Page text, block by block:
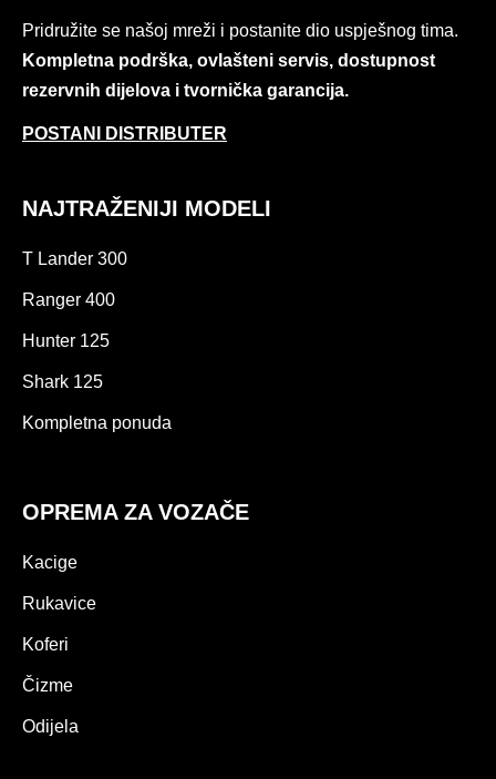
Pridružite se našoj mreži i postanite dio uspješnog tima.
Kompletna podrška, ovlašteni servis, dostupnost
rezervnih dijelova i tvornička garancija.
POSTANI DISTRIBUTER
NAJTRAŽENIJI MODELI
T Lander 300
Ranger 400
Hunter 125
Shark 125
Kompletna ponuda
OPREMA ZA VOZAČE
Kacige
Rukavice
Koferi
Čizme
Odijela